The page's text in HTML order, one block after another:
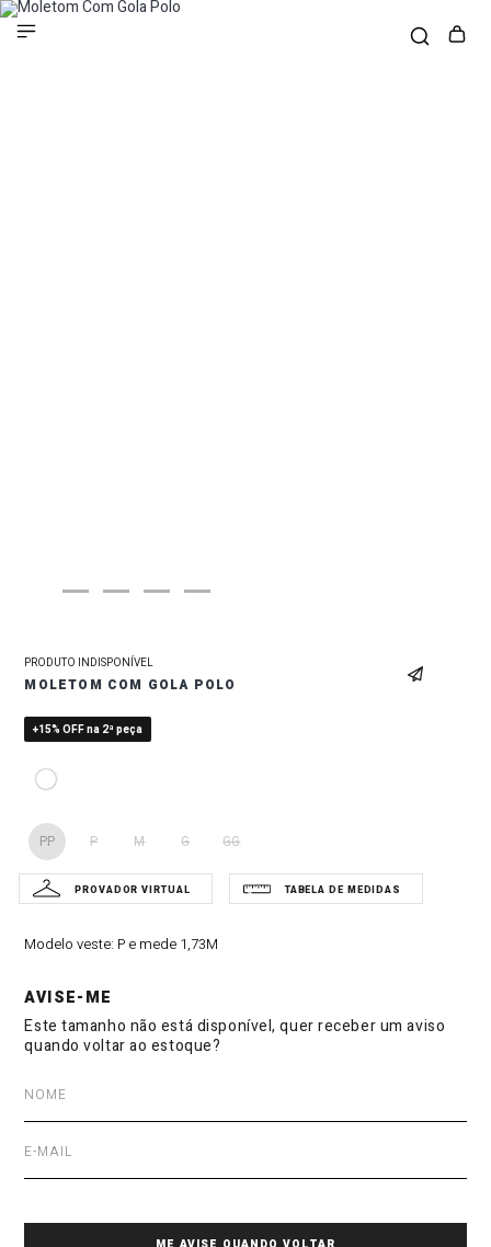
PRODUTO INDISPONÍVEL
MOLETOM COM GOLA POLO
+15% OFF na 2ª peça
PP P M G GG
Modelo veste: P e mede 1,73M